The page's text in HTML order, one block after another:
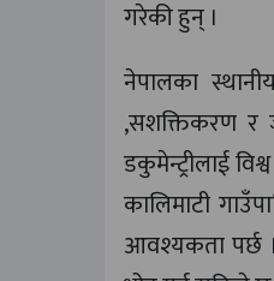
गरेकी हुन् ।
नेपालका
,सशक्तिकरण र
डकुमेन्ट्रीलाई
कालिमाटी
आवश्यकता पर्छ